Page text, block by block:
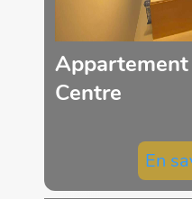
Appartement
Centre
En